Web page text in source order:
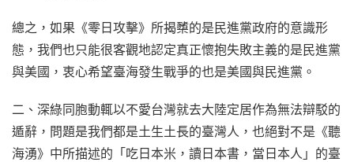
總之，如果《零日攻擊》所揭櫫的是民進黨政府的意識形
態，我們也只能很客觀地認定真正懷抱失敗主義的是民進黨
與美國，衷心希望臺海發生戰爭的也是美國與民進黨。
二、深綠同胞動輒以不愛台灣就去大陸定居作為無法辯駁的
遁辭，問題是我們都是土生土長的臺灣人，也絕對不是《聽
海湧》中所描述的「吃日本米，讀日本書，當日本人」的臺